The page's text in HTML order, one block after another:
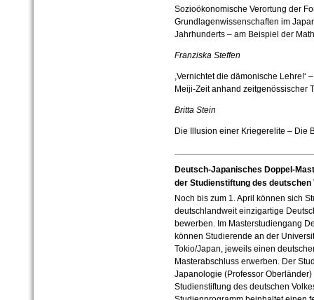
Sozioökonomische Verortung der
Grundlagenwissenschaften im
Jahrhunderts – am Beispiel der
Franziska Steffen
,Vernichtet die dämonische Lehre!‘
Meiji-Zeit anhand zeitgenössischer
Britta Stein
Die Illusion einer Kriegerelite – Die
Deutsch-Japanisches Doppel-
der Studienstiftung des
Noch bis zum 1. April können sich
deutschlandweit einzigartige
bewerben. Im Masterstudiengang
können Studierende an der
Tokio/Japan, jeweils einen
Masterabschluss erwerben. Der
Japanologie (Professor
Studienstiftung des deutschen